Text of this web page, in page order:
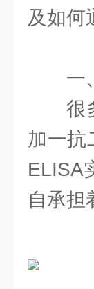
及如何
一
很
加一抗
ELISA
自承担